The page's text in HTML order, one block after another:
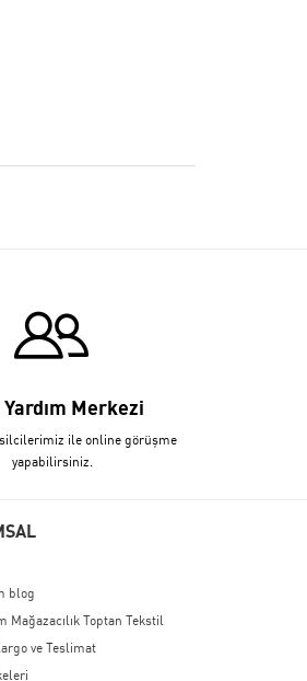
Merkezi
ile online görüşme
yapabilirsiniz.
blog
Mağazacılık Toptan Tekstil
ve Teslimat